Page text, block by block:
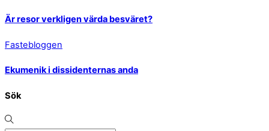
Är resor verkligen värda besväret?
Fastebloggen
Ekumenik i dissidenternas anda
Sök